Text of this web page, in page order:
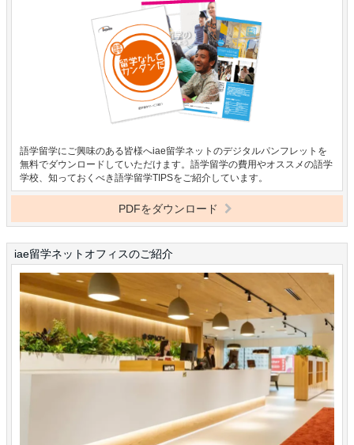
語学留学にご興味のある皆様へiae留学ネットのデジタルパンフレットを
無料でダウンロードしていただけます。語学留学の費用やオススメの語学
学校、知っておくべき語学留学TIPSをご紹介しています。
PDFをダウンロード
iae留学ネットオフィスのご紹介